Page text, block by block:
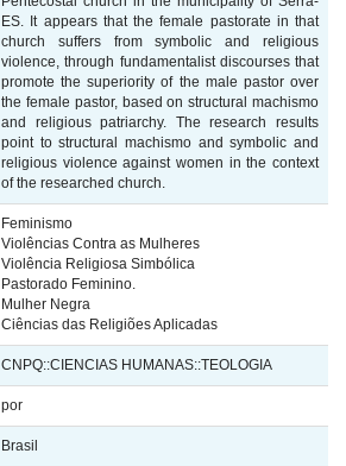
ES. It appears that the female pastorate in that
church suffers from symbolic and religious
violence, through fundamentalist discourses that
promote the superiority of the male pastor over
the female pastor, based on structural machismo
and religious patriarchy. The research results
point to structural machismo and symbolic and
religious violence against women in the context
of the researched church.
Feminismo
Violências Contra as Mulheres
Violência Religiosa Simbólica
Pastorado Feminino.
Mulher Negra
Ciências das Religiões Aplicadas
CNPQ::CIENCIAS HUMANAS::TEOLOGIA
por
Brasil